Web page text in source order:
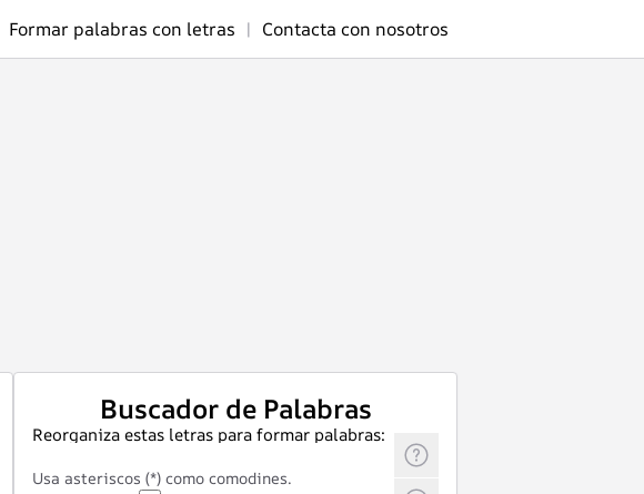
Formar palabras con letras | Contacta con nosotros
Buscador de Palabras
Reorganiza estas letras para formar palabras:
Usa asteriscos (*) como comodines.